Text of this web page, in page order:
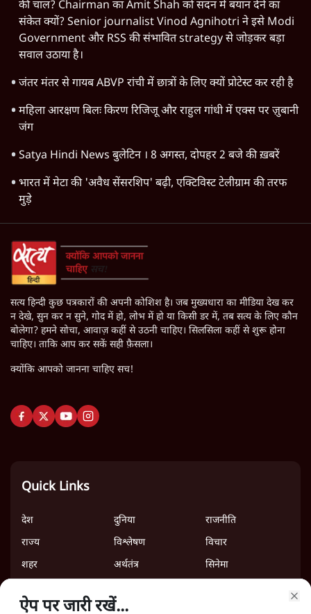
की चाल? Chairman का Amit Shah को सदन में बयान देने का
संकेत क्यों? Senior journalist Vinod Agnihotri ने इसे Modi
Government और RSS की संभावित strategy से जोड़कर बड़ा
सवाल उठाया है।
जंतर मंतर से गायब ABVP रांची में छात्रों के लिए क्यों प्रोटेस्ट कर रही है
महिला आरक्षण बिलः किरण रिजिजू और राहुल गांधी में एक्स पर ज़ुबानी
जंग
Satya Hindi News बुलेटिन । 8 अगस्त, दोपहर 2 बजे की ख़बरें
भारत में मेटा की 'अवैध सेंसरशिप' बढ़ी, एक्टिविस्ट टेलीग्राम की तरफ
मुड़े
सत्य हिन्दी कुछ पत्रकारों की अपनी कोशिश है। जब मुख्यधारा का मीडिया देख कर
न देखे, सुन कर न सुने, गोद में हो, लोभ में हो या किसी डर में, तब सत्य के लिए कौन
बोलेगा? हमने सोचा, आवाज़ कहीं से उठनी चाहिए। सिलसिला कहीं से शुरू होना
चाहिए। ताकि आप कर सकें सही फ़ैसला।
क्योंकि आपको जानना चाहिए सच!
Quick Links
देश दुनिया
राजनीति
राज्य
विश्लेषण
विचार
शहर
अर्थतंत्र
सिनेमा
ऐप पर जारी रखें...
ऐप पर जारी रखें...